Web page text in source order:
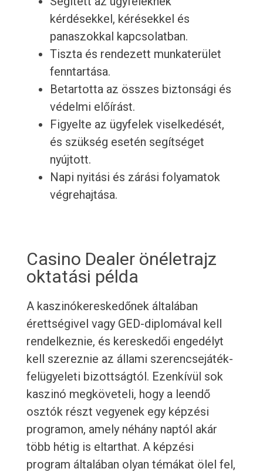
kérdésekkel, kérésekkel és
panaszokkal kapcsolatban.
Tiszta és rendezett munkaterület
fenntartása.
Betartotta az összes biztonsági és
védelmi előírást.
Figyelte az ügyfelek viselkedését,
és szükség esetén segítséget
nyújtott.
Napi nyitási és zárási folyamatok
végrehajtása.
Casino Dealer önéletrajz
oktatási példa
A kaszinókereskedőnek általában
érettségivel vagy GED-diplomával kell
rendelkeznie, és kereskedői engedélyt
kell szereznie az állami szerencsejáték-
felügyeleti bizottságtól. Ezenkívül sok
kaszinó megköveteli, hogy a leendő
osztók részt vegyenek egy képzési
programon, amely néhány naptól akár
több hétig is eltarthat. A képzési
program általában olyan témákat ölel fel,